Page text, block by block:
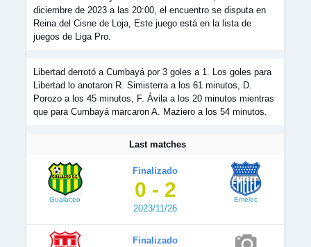
diciembre de 2023 a las 20:00, el encuentro se disputa en
Reina del Cisne de Loja, Este juego está en la lista de
juegos de Liga Pro.
Libertad derrotó a Cumbayá por 3 goles a 1. Los goles para
Libertad lo anotaron R. Simisterra a los 61 minutos, D.
Porozo a los 45 minutos, F. Ávila a los 20 minutos mientras
que para Cumbayá marcaron A. Maziero a los 54 minutos.
Last matches
Gualaceo
Finalizado
0 - 2
2023/11/26
Emelec
Finalizado